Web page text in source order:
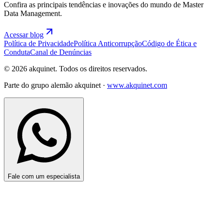
Confira as principais tendências e inovações do mundo de Master
Data Management.
Acessar blog
Política de PrivacidadePolítica AnticorrupçãoCódigo de Ética e
CondutaCanal de Denúncias
© 2026 akquinet. Todos os direitos reservados.
Parte do grupo alemão akquinet · www.akquinet.com
Fale com um especialista